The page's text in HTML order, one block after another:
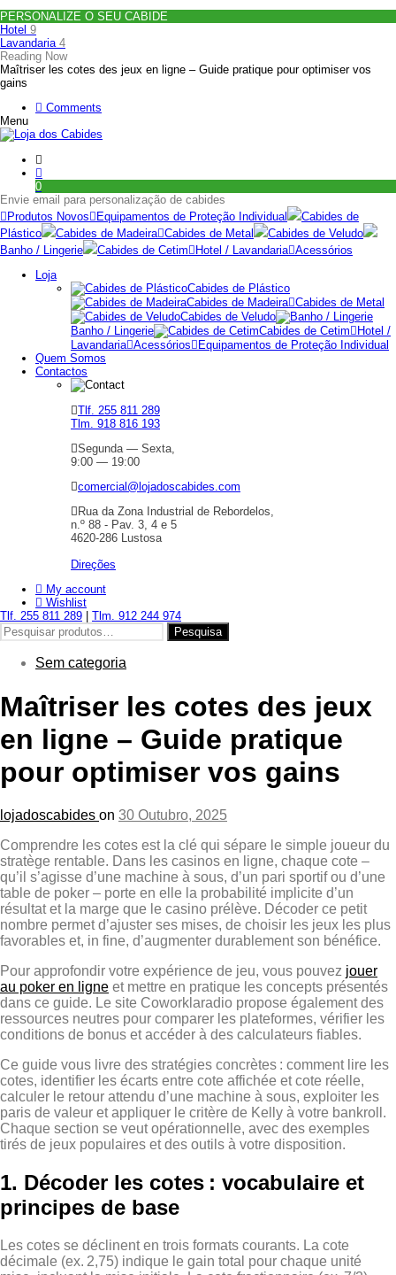
PERSONALIZE O SEU CABIDE
Hotel 9
Lavandaria 4
Reading Now
Maîtriser les cotes des jeux en ligne – Guide pratique pour optimiser vos
gains
Comments
Menu
0
Envie email para personalização de cabides
Produtos Novos
Equipamentos de Proteção Individual
Cabides de
Plástico
Cabides de Madeira Cabides de Metal
Cabides de Veludo
Banho / Lingerie
Cabides de Cetim Hotel / Lavandaria Acessórios
Loja
Cabides de Plástico
Cabides de Madeira Cabides de Metal
Cabides de Veludo
Banho / Lingerie
Cabides de Cetim
Hotel /
Lavandaria Acessórios
Equipamentos de Proteção Individual
Quem Somos
Contactos
Tlf. 255 811 289
Tlm. 918 816 193
Segunda — Sexta,
9:00 — 19:00
comercial@lojadoscabides.com
Rua da Zona Industrial de Rebordelos,
n.º 88 - Pav. 3, 4 e 5
4620-286 Lustosa
Direções
My account
Wishlist
Tlf. 255 811 289
Tlm. 912 244 974
Pesquisar
por:
Pesquisa
Sem categoria
Maîtriser les cotes des jeux
en ligne – Guide pratique
pour optimiser vos gains
lojadoscabides on 30 Outubro, 2025
Comprendre les cotes est la clé qui sépare le simple joueur du
stratège rentable. Dans les casinos en ligne, chaque cote –
qu’il s’agisse d’une machine à sous, d’un pari sportif ou d’une
table de poker – porte en elle la probabilité implicite d’un
résultat et la marge que le casino prélève. Décoder ce petit
nombre permet d’ajuster ses mises, de choisir les jeux les plus
favorables et, in fine, d’augmenter durablement son bénéfice.
Pour approfondir votre expérience de jeu, vous pouvez jouer
au poker en ligne et mettre en pratique les concepts présentés
dans ce guide. Le site Coworklaradio propose également des
ressources neutres pour comparer les plateformes, vérifier les
conditions de bonus et accéder à des calculateurs fiables.
Ce guide vous livre des stratégies concrètes : comment lire les
cotes, identifier les écarts entre cote affichée et cote réelle,
calculer le retour attendu d’une machine à sous, exploiter les
paris de valeur et appliquer le critère de Kelly à votre bankroll.
Chaque section se veut opérationnelle, avec des exemples
tirés de jeux populaires et des outils à votre disposition.
1. Décoder les cotes : vocabulaire et
principes de base
Les cotes se déclinent en trois formats courants. La cote
décimale (ex. 2,75) indique le gain total pour chaque unité